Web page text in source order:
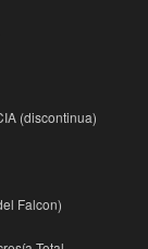
(discontinua)
Falcon)